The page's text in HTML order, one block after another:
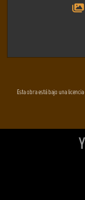
Esta obra está bajo una